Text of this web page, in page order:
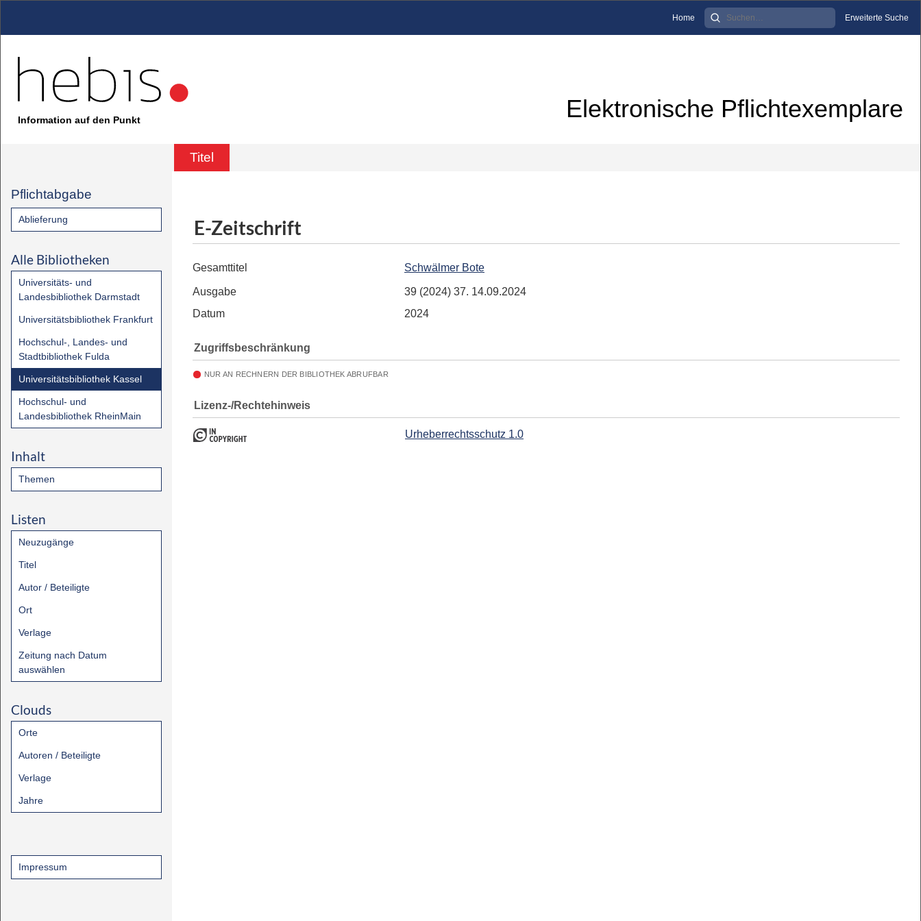
Home Erweiterte Suche
Information auf den Punkt Elektronische Pflichtexemplare
Titel
Pflichtabgabe
Ablieferung
Alle Bibliotheken
Universitäts- und
Landesbibliothek Darmstadt
Universitätsbibliothek Frankfurt
Hochschul-, Landes- und
Stadtbibliothek Fulda
Universitätsbibliothek Kassel
Hochschul- und
Landesbibliothek RheinMain
Inhalt
Themen
Listen
Neuzugänge
Titel
Autor / Beteiligte
Ort
Verlage
Zeitung nach Datum
auswählen
Clouds
Orte
Autoren / Beteiligte
Verlage
Jahre
Impressum
E-Zeitschrift
Gesamttitel Schwälmer Bote
Ausgabe
39 (2024) 37. 14.09.2024
Datum
2024
Zugriffsbeschränkung
NUR AN RECHNERN DER BIBLIOTHEK ABRUFBAR
Lizenz-/Rechtehinweis
Urheberrechtsschutz 1.0